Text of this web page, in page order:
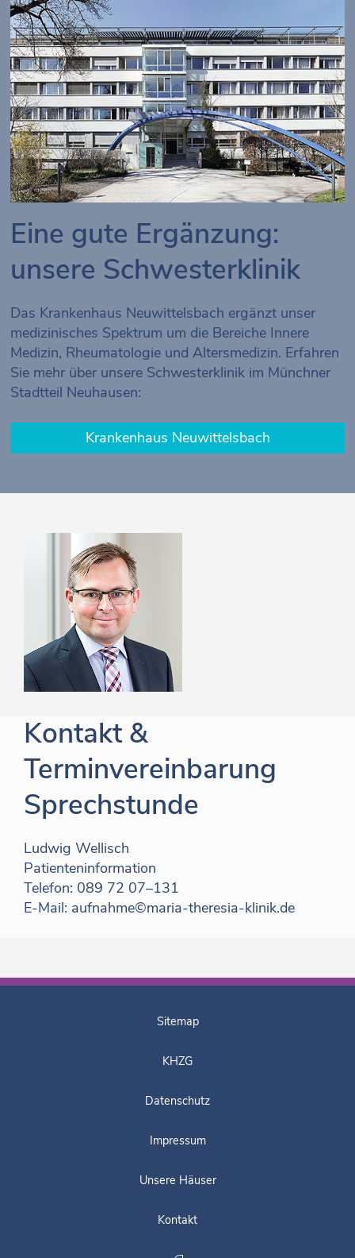
Eine gute Ergänzung:
unsere Schwesterklinik
Das Krankenhaus Neuwittelsbach ergänzt unser
medizinisches Spektrum um die Bereiche Innere
Medizin, Rheumatologie und Altersmedizin. Erfahren
Sie mehr über unsere Schwesterklinik im Münchner
Stadtteil Neuhausen:
Krankenhaus Neuwittelsbach
Kontakt &
Terminvereinbarung
Sprechstunde
Ludwig Wellisch
Patienteninformation
Telefon: 089 72 07–131
E-Mail: aufnahme©maria-theresia-klinik.de
Kontakt
Unsere Häuser
Impressum
Datenschutz
KHZG
Sitemap